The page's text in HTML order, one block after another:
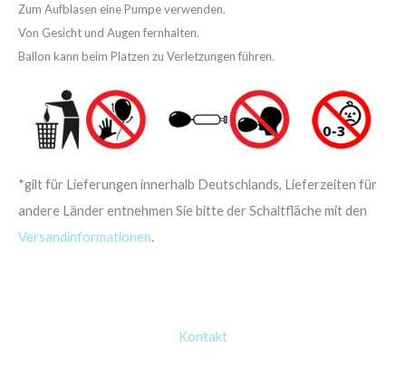
Zum Aufblasen eine Pumpe verwenden.
Von Gesicht und Augen fernhalten.
Ballon kann beim Platzen zu Verletzungen führen.
*gilt für Lieferungen innerhalb Deutschlands, Lieferzeiten für
andere Länder entnehmen Sie bitte der Schaltfläche mit den
Versandinformationen.
Kontakt